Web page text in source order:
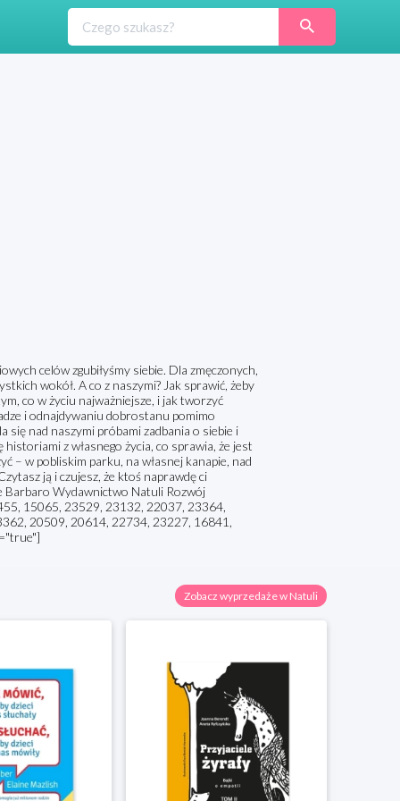
celów zgubiłyśmy siebie. Dla zmęczonych,
wokół. A co z naszymi? Jak sprawić, żeby
co w życiu najważniejsze, i jak tworzyć
i odnajdywaniu dobrostanu pomimo
nad naszymi próbami zadbania o siebie i
historiami z własnego życia, co sprawia, że jest
– w pobliskim parku, na własnej kanapie, nad
ją i czujesz, że ktoś naprawdę ci
Barbaro Wydawnictwo Natuli Rozwój
15065, 23529, 23132, 22037, 23364,
20509, 20614, 22734, 23227, 16841,
Zobacz wyprzedaże w Natuli